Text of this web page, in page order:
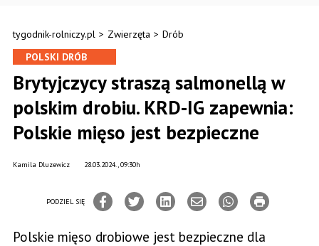
tygodnik-rolniczy.pl > Zwierzęta > Drób
POLSKI DRÓB
Brytyjczycy straszą salmonellą w
polskim drobiu. KRD-IG zapewnia:
Polskie mięso jest bezpieczne
28.03.2024., 09:30h
Kamila Dluzewicz
PODZIEL SIĘ
Polskie mięso drobiowe jest bezpieczne dla